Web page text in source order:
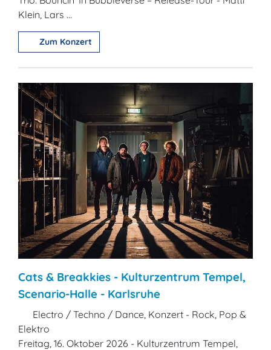
Klein, Lars ...
Zum Konzert
Cats & Breakkies - Kulturzentrum Tempel,
Scenario-Halle - Karlsruhe
Electro / Techno / Dance, Konzert - Rock, Pop &
Elektro
Freitag, 16. Oktober 2026 - Kulturzentrum Tempel,